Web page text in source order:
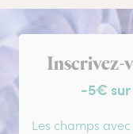
Inscription
Inscrivez-
-5€ sur
Les champs